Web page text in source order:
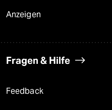
Anzeigen
Fragen & Hilfe
Feedback